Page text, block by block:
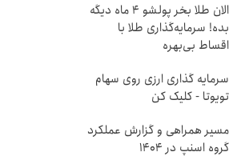
الان طلا بخر پولشو 4 ماه دیگه
بده! سرمایه‌گذاری طلا با
اقساط بی‌بهره
سرمایه گذاری ارزی روی سهام
تویوتا - کلیک کن
مسیر همراهی و گزارش عملکرد
گروه اسنپ در ۱۴۰۴